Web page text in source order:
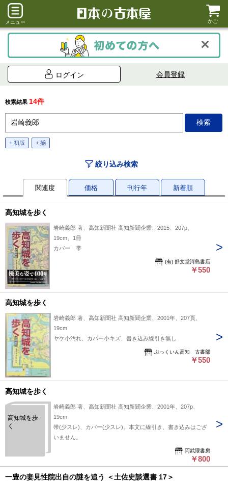
メニュー かご
ログイン 会員登録
検索結果 14件
+ 初版 + 揃
絞り込み検索
関連度 価格 刊行年 新着順
高知城を歩く
岩崎義郎 著、高知新聞社 高知新聞企業、2015、207p、
19cm、1冊
カバー 帯
(有) 舒文堂河島書店
￥550
高知城を歩く
岩崎義郎 著、高知新聞社 高知新聞企業、2001年、207頁、
19cm
ヤケ小汚れ、カバー小キズ、書き込み線引き無し
ぶっくいん高知 古書部
￥550
高知城を歩く
高知城を歩
く
岩崎義郎 著、高知新聞社 高知新聞企業、2001年、207p、
19cm
帯(少スレ)、カバー(少スレ)。本文に線引き、書き込みはござ
いません。
阿武隈書房
￥800
一豊の妻見性院出自の謎を追う ＜土佐史談選書 17＞